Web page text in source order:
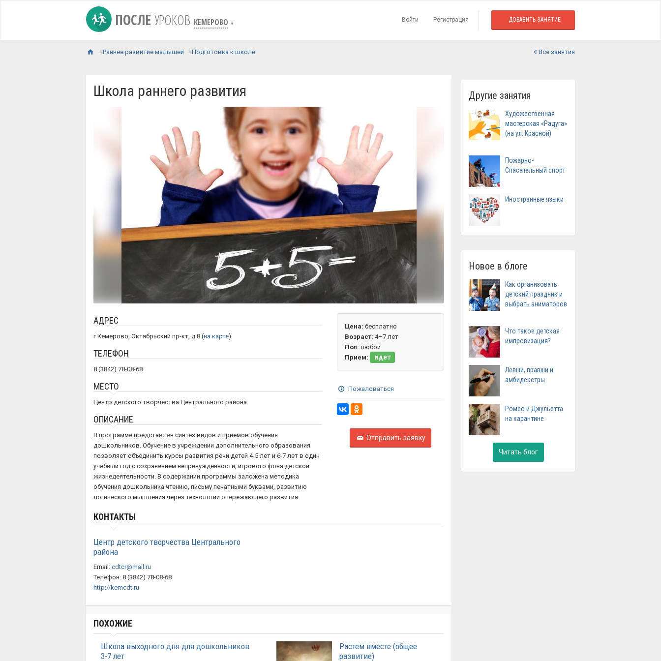
ПОСЛЕ УРОКОВ КЕМЕРОВО ▼
Войти Регистрация ДОБАВИТЬ ЗАНЯТИЕ
Раннее развитие малышей Подготовка к школе Все занятия
Школа раннего развития
АДРЕС
г Кемерово, Октябрьский пр-кт, д 8 (на карте)
ТЕЛЕФОН
8 (3842) 78-08-68
МЕСТО
Центр детского творчества Центрального района
ОПИСАНИЕ
В программе представлен синтез видов и приемов обучения
дошкольников. Обучение в учреждении дополнительного образования
позволяет объединить курсы развития речи детей 4-5 лет и 6-7 лет в один
учебный год с сохранением непринужденности, игрового фона детской
жизнедеятельности. В содержании программы заложена методика
обучения дошкольника чтению, письму печатными буквами, развитию
логического мышления через технологии опережающего развития.
Цена: бесплатно
Возраст: 4–7 лет
Пол: любой
Прием:
идет
Пожаловаться
Отправить заявку
КОНТАКТЫ
Центр детского творчества Центрального
района
Email: cdtcr@mail.ru
Телефон: 8 (3842) 78-08-68
http://kemcdt.ru
ПОХОЖИЕ
Школа выходного дня для дошкольников
3-7 лет
Растем вместе (общее
развитие)
Другие занятия
Художественная
мастерская «Радуга»
(на ул. Красной)
Пожарно-
Спасательный спорт
Иностранные языки
Новое в блоге
Как организовать
детский праздник и
выбрать аниматоров
Что такое детская
импровизация?
Левши, правши и
амбидекстры
Ромео и Джульетта
на карантине
Читать блог